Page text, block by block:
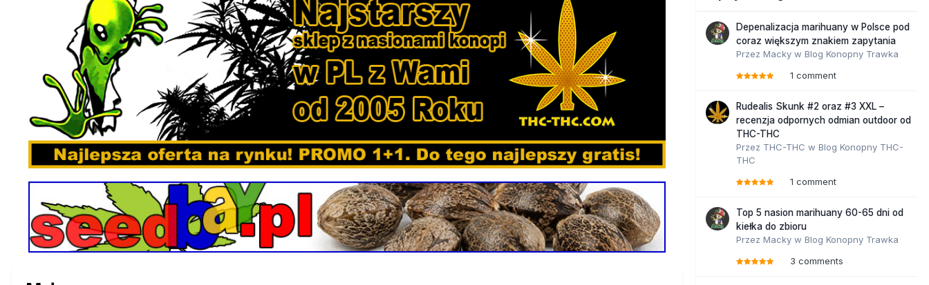
Depenalizacja marihuany w Polsce pod
coraz większym znakiem zapytania
Przez Macky w Blog Konopny Trawka
1 comment
Rudealis Skunk #2 oraz #3 XXL –
recenzja odpornych odmian outdoor od
THC-THC
Przez THC-THC w Blog Konopny THC-
THC
1 comment
Top 5 nasion marihuany 60-65 dni od
kiełka do zbioru
Przez Macky w Blog Konopny Trawka
3 comments